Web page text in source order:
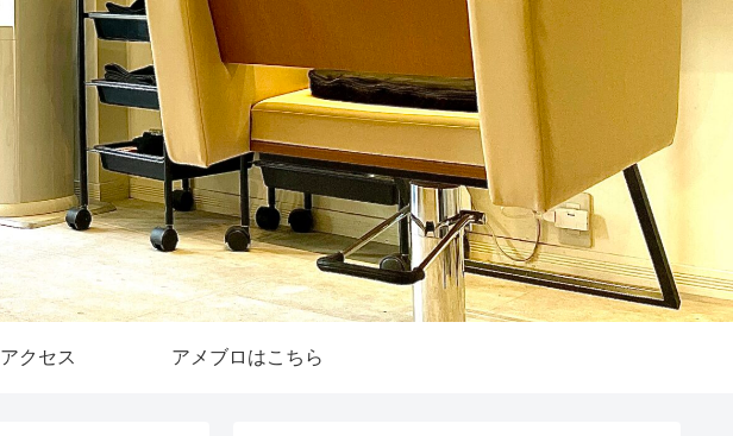
アクセス アメブロはこちら